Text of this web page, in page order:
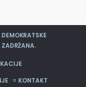
KONTAKT